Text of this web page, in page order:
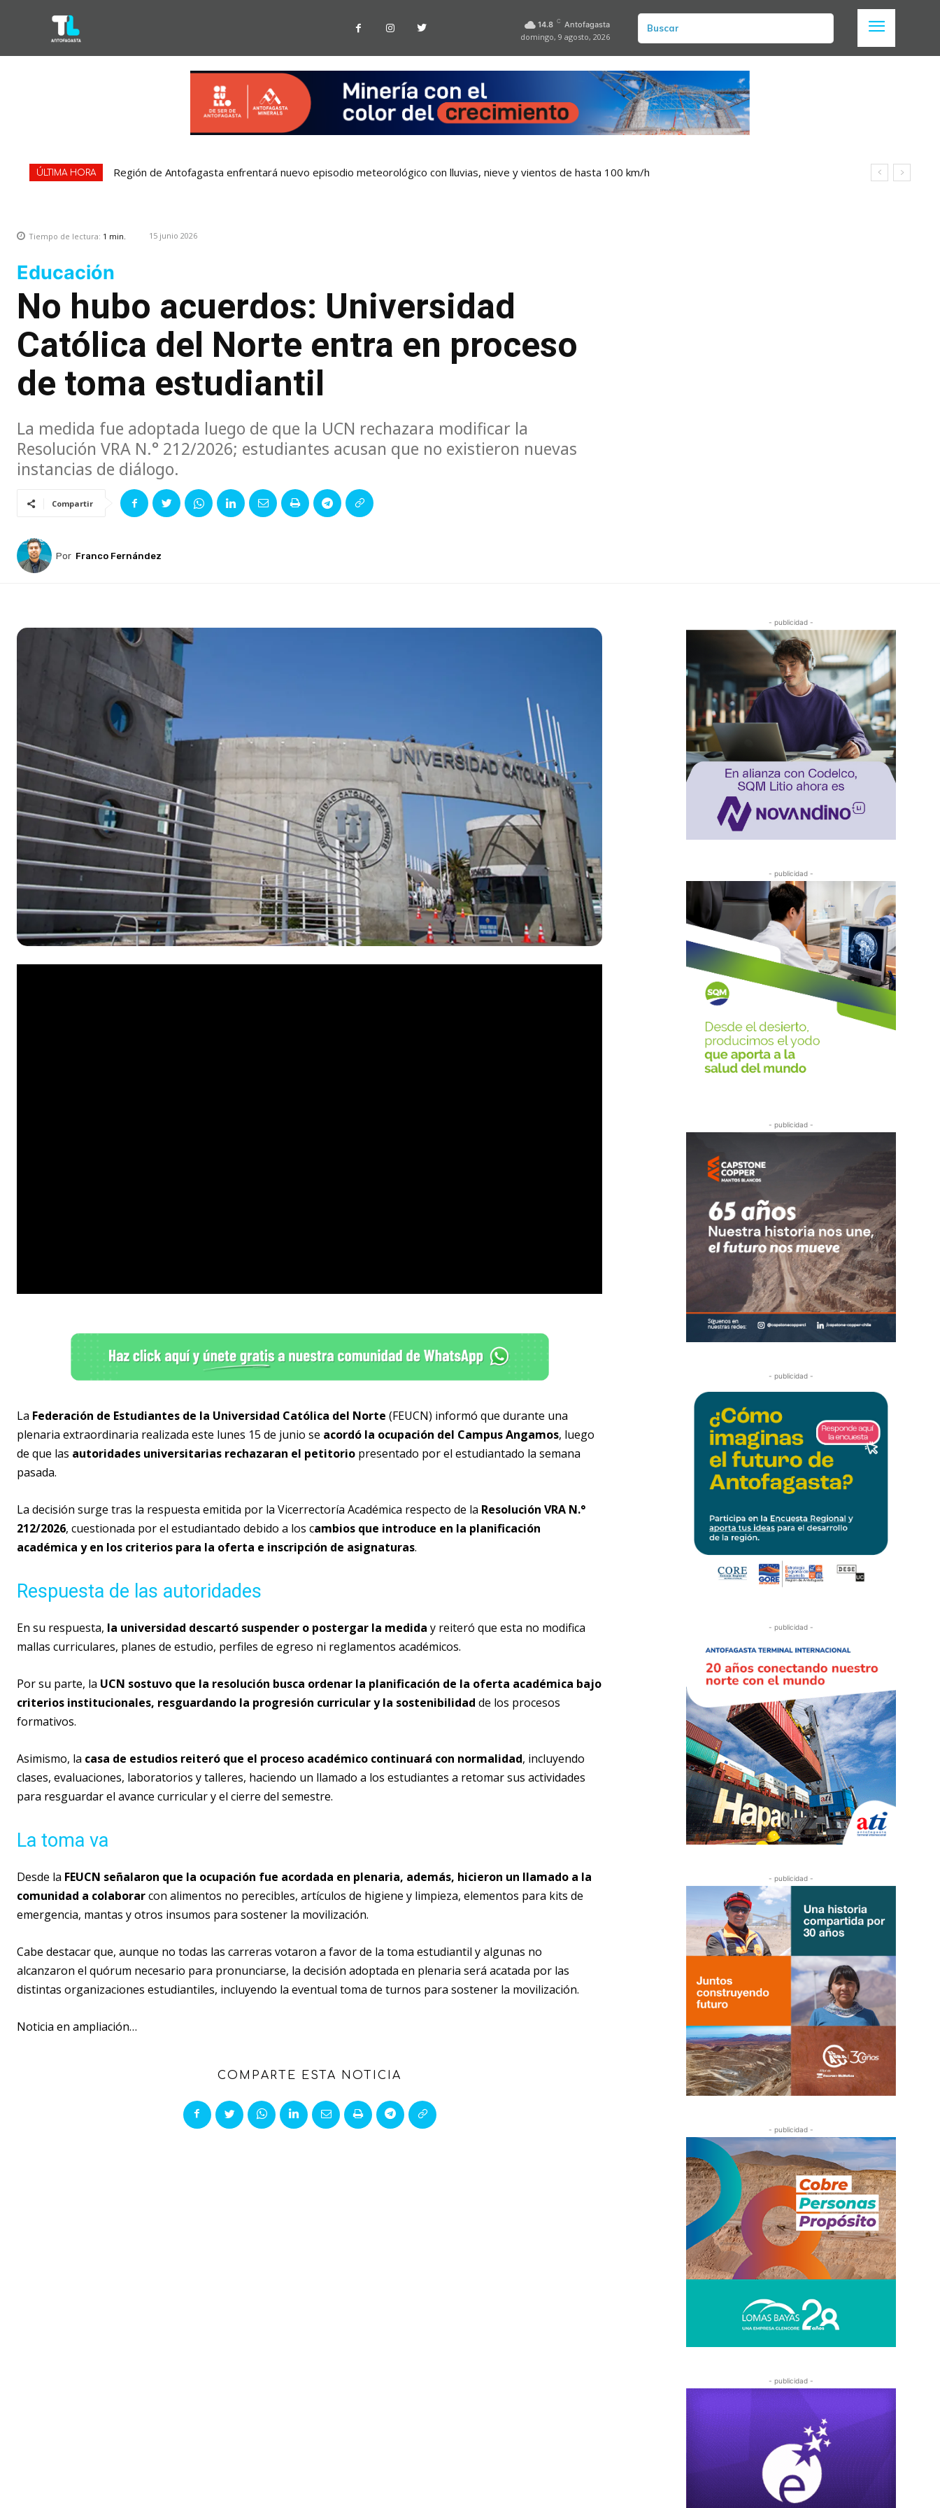
14.8 C Antofagasta
domingo, 9 agosto, 2026
Buscar
ÚLTIMA HORA Región de Antofagasta enfrentará nuevo episodio meteorológico con lluvias, nieve y vientos de hasta 100 km/h
Tiempo de lectura: 1 min. 15 junio 2026
Educación
No hubo acuerdos: Universidad
Católica del Norte entra en proceso
de toma estudiantil
La medida fue adoptada luego de que la UCN rechazara modificar la
Resolución VRA N.° 212/2026; estudiantes acusan que no existieron nuevas
instancias de diálogo.
Compartir
Por Franco Fernández
La Federación de Estudiantes de la Universidad Católica del Norte (FEUCN) informó que durante una
plenaria extraordinaria realizada este lunes 15 de junio se acordó la ocupación del Campus Angamos, luego
de que las autoridades universitarias rechazaran el petitorio presentado por el estudiantado la semana
pasada.
La decisión surge tras la respuesta emitida por la Vicerrectoría Académica respecto de la Resolución VRA N.°
212/2026, cuestionada por el estudiantado debido a los cambios que introduce en la planificación
académica y en los criterios para la oferta e inscripción de asignaturas.
Respuesta de las autoridades
En su respuesta, la universidad descartó suspender o postergar la medida y reiteró que esta no modifica
mallas curriculares, planes de estudio, perfiles de egreso ni reglamentos académicos.
Por su parte, la UCN sostuvo que la resolución busca ordenar la planificación de la oferta académica bajo
criterios institucionales, resguardando la progresión curricular y la sostenibilidad de los procesos
formativos.
Asimismo, la casa de estudios reiteró que el proceso académico continuará con normalidad, incluyendo
clases, evaluaciones, laboratorios y talleres, haciendo un llamado a los estudiantes a retomar sus actividades
para resguardar el avance curricular y el cierre del semestre.
La toma va
Desde la FEUCN señalaron que la ocupación fue acordada en plenaria, además, hicieron un llamado a la
comunidad a colaborarcon alimentos no perecibles, artículos de higiene y limpieza, elementos para kits de
emergencia, mantas y otros insumos para sostener la movilización.
Cabe destacar que, aunque no todas las carreras votaron a favor de la toma estudiantil y algunas no
alcanzaron el quórum necesario para pronunciarse, la decisión adoptada en plenaria será acatada por las
distintas organizaciones estudiantiles, incluyendo la eventual toma de turnos para sostener la movilización.
Noticia en ampliación…
COMPARTE ESTA NOTICIA
- publicidad -
- publicidad -
- publicidad -
- publicidad -
- publicidad -
- publicidad -
- publicidad -
- publicidad -